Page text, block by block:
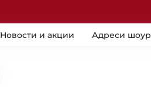
Новости и акции Адреси